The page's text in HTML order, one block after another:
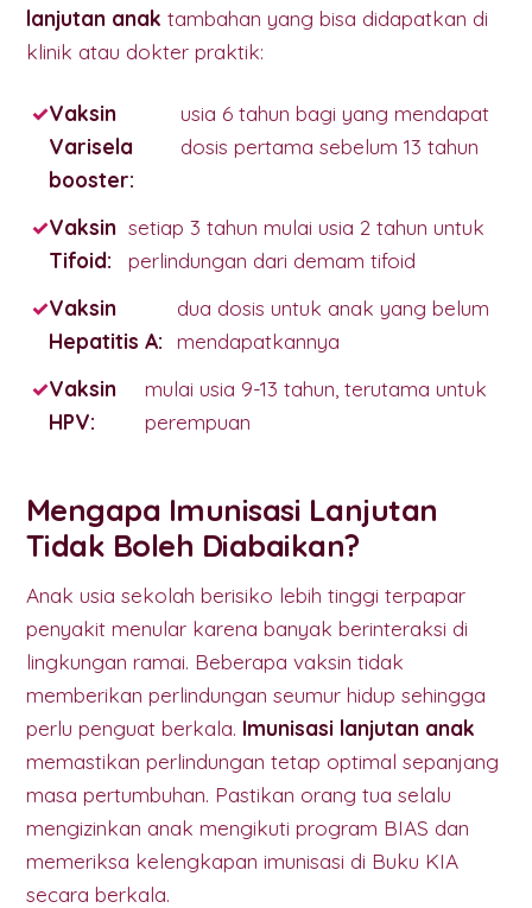
lanjutan anak tambahan yang bisa didapatkan di
klinik atau dokter praktik:
Vaksin
Varisela
booster:
usia 6 tahun bagi yang mendapat
dosis pertama sebelum 13 tahun
Vaksin
Tifoid:
setiap 3 tahun mulai usia 2 tahun untuk
perlindungan dari demam tifoid
Vaksin
Hepatitis A:
dua dosis untuk anak yang belum
mendapatkannya
Vaksin
HPV:
mulai usia 9-13 tahun, terutama untuk
perempuan
Mengapa Imunisasi Lanjutan
Tidak Boleh Diabaikan?
Anak usia sekolah berisiko lebih tinggi terpapar
penyakit menular karena banyak berinteraksi di
lingkungan ramai. Beberapa vaksin tidak
memberikan perlindungan seumur hidup sehingga
perlu penguat berkala. Imunisasi lanjutan anak
memastikan perlindungan tetap optimal sepanjang
masa pertumbuhan. Pastikan orang tua selalu
mengizinkan anak mengikuti program BIAS dan
memeriksa kelengkapan imunisasi di Buku KIA
secara berkala.